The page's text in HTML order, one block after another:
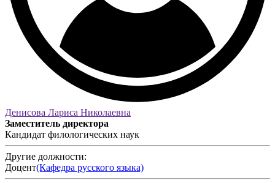
Денисова Лариса Николаевна
Заместитель директора
Кандидат филологических наук
Другие должности:
Доцент(Кафедра русского языка)